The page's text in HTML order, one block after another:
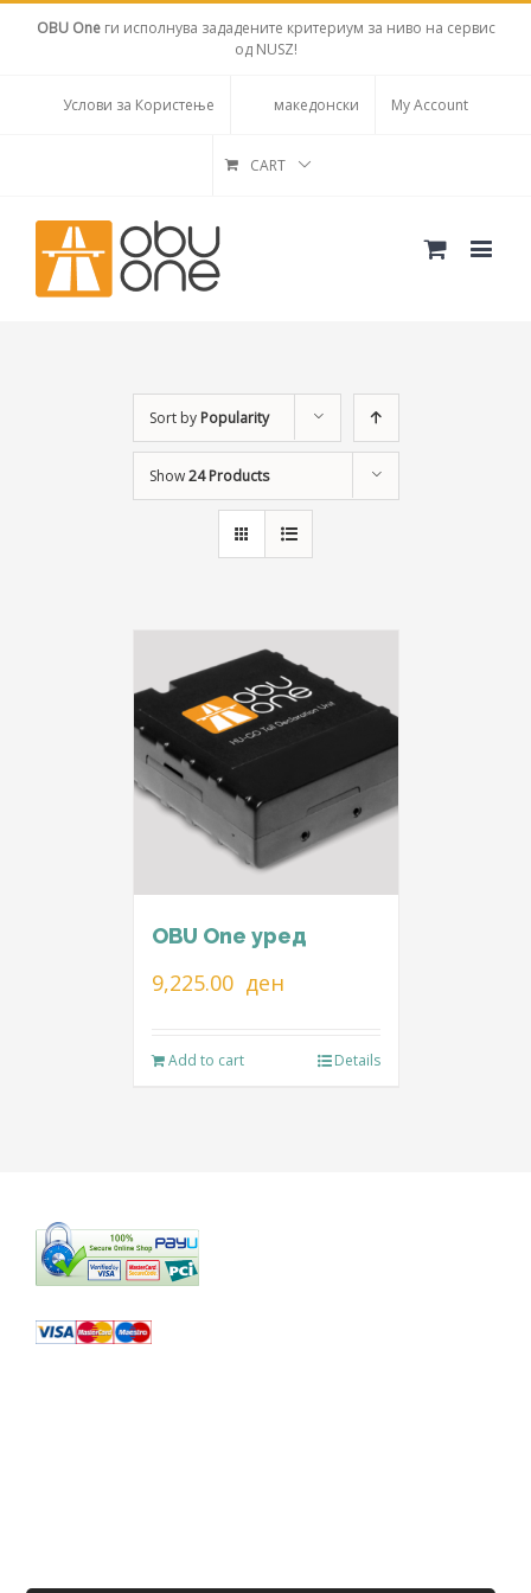
OBU Oneги исполнува зададените критериум за ниво на сервис
од NUSZ!
Услови за Користење македонски My Account
CART
Sort by Popularity
Show24 Products
OBU One уред
9,225.00 ден
Add to cart Details